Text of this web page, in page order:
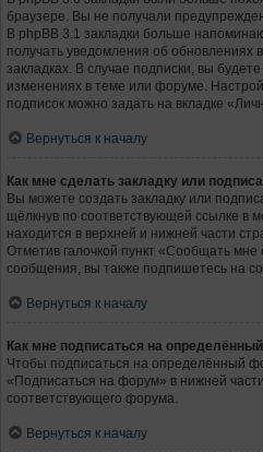
браузере. Вы не получали
В phpBB 3.1 закладки больше
получать уведомления об обновлениях
закладках. В случае подписки, вы
изменениях в теме или форуме.
подписок можно задать на вкладке
Вернуться к началу
Как мне сделать закладку или
Вы можете создать закладку или
щёлкнув по соответствующей ссылке в
находится в верхней и нижней части
Отметив галочкой пункт «Сообщать мне
сообщения, вы также подпишетесь на
Вернуться к началу
Как мне подписаться на
Чтобы подписаться на определённый
«Подписаться на форум» в нижней
соответствующего форума.
Вернуться к началу